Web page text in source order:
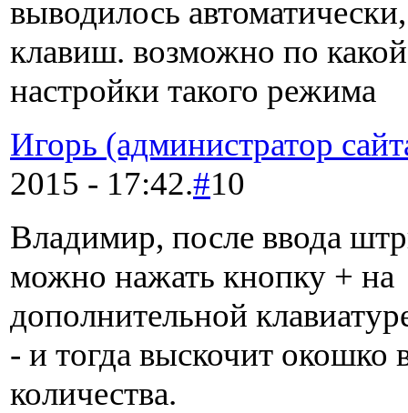
выводилось
клавиш. возможно по
настройки такого режима
Игорь (администратор
2015 - 17:42.#10
Владимир, после ввода
можно нажать кнопку + на
дополнительной
- и тогда выскочит окошко
количества.